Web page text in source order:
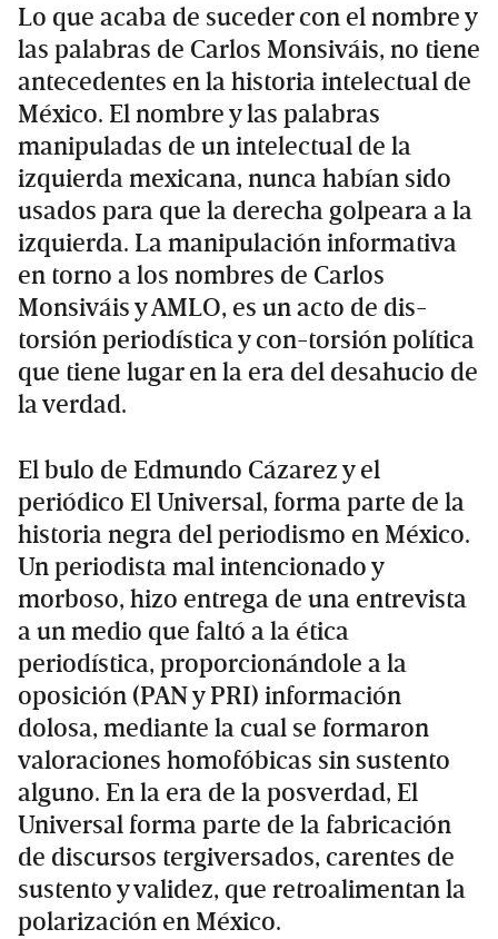
Lo que acaba de suceder con el nombre y
las palabras de Carlos Monsiváis, no tiene
antecedentes en la historia intelectual de
México. El nombre y las palabras
manipuladas de un intelectual de la
izquierda mexicana, nunca habían sido
usados para que la derecha golpeara a la
izquierda. La manipulación informativa
en torno a los nombres de Carlos
Monsiváis y AMLO, es un acto de dis-
torsión periodística y con-torsión política
que tiene lugar en la era del desahucio de
la verdad.
El bulo de Edmundo Cázarez y el
periódico El Universal, forma parte de la
historia negra del periodismo en México.
Un periodista mal intencionado y
morboso, hizo entrega de una entrevista
a un medio que faltó a la ética
periodística, proporcionándole a la
oposición (PAN y PRI) información
dolosa, mediante la cual se formaron
valoraciones homofóbicas sin sustento
alguno. En la era de la posverdad, El
Universal forma parte de la fabricación
de discursos tergiversados, carentes de
sustento y validez, que retroalimentan la
polarización en México.